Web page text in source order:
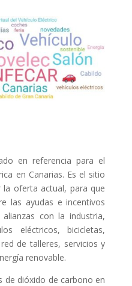
en referencia para el
en Canarias. Es el sitio
oferta actual, para que
las ayudas e incentivos
con la industria,
eléctricos, bicicletas,
de talleres, servicios y
renovable.
de dióxido de carbono en